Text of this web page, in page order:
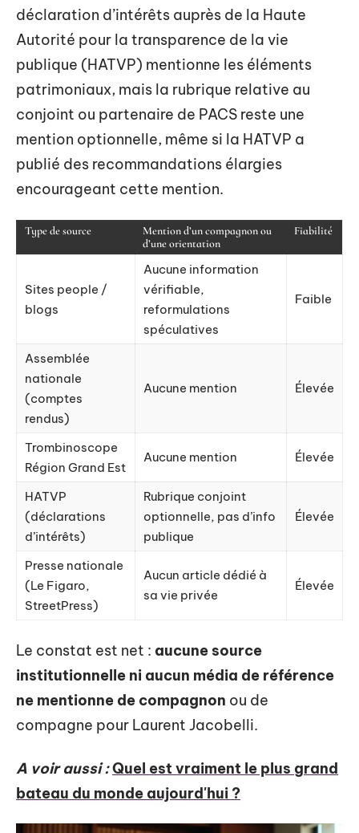
déclaration d’intérêts auprès de la Haute
Autorité pour la transparence de la vie
publique (HATVP) mentionne les éléments
patrimoniaux, mais la rubrique relative au
conjoint ou partenaire de PACS reste une
mention optionnelle, même si la HATVP a
publié des recommandations élargies
encourageant cette mention.
Type de source
Mention d’un compagnon ou
d’une orientation
Fiabilité
Sites people /
blogs
Aucune information
vérifiable,
reformulations
spéculatives
Faible
Assemblée
nationale
(comptes
rendus)
Aucune mention Élevée
Trombinoscope
Région Grand Est
Aucune mention Élevée
HATVP
(déclarations
d’intérêts)
Rubrique conjoint
optionnelle, pas d’info
publique
Élevée
Presse nationale
(Le Figaro,
StreetPress)
Aucun article dédié à
sa vie privée
Élevée
Le constat est net : aucune source
institutionnelle ni aucun média de référence
ne mentionne de compagnon ou de
compagne pour Laurent Jacobelli.
A voir aussi :Quel est vraiment le plus grand
bateau du monde aujourd'hui ?